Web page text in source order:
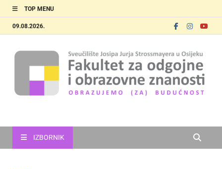
TOP MENU
09.08.2026.
IZBORNIK